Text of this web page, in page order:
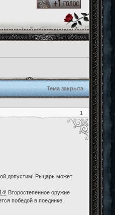
Тема закрыта
1
допустим! Рыцарь может
Второстепенное оружие
победой в поединке.